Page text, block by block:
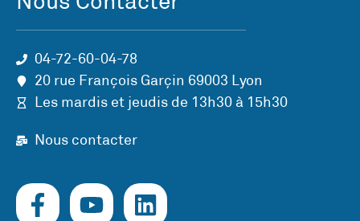
04-72-60-04-78
20 rue François Garçin 69003 Lyon
Les mardis et jeudis de 13h30 à 15h30
Nous contacter